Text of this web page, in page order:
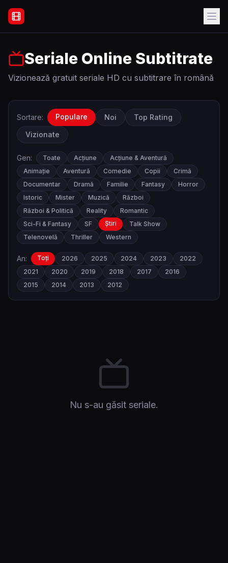
Filme Online Subtitrate - Acasă
Seriale Online Subtitrate
Vizionează gratuit seriale HD cu subtitrare în română
Sortare: Populare Noi
Top Rating
Vizionate
Gen: Toate Acțiune
Acțiune & Aventură
Animație
Aventură Comedie Copii
Crimă
Documentar
Dramă Familie Fantasy
Horror
Istoric
Mister Muzică
Război
Război & Politică
Reality
Romantic
Sci-Fi & Fantasy
SF Știri
Talk Show
Telenovelă
Thriller Western
An: Toți 2026 2025 2024 2023
2022
2021
2020 2019 2018 2017
2016
2015
2014 2013 2012
Nu s-au găsit seriale.